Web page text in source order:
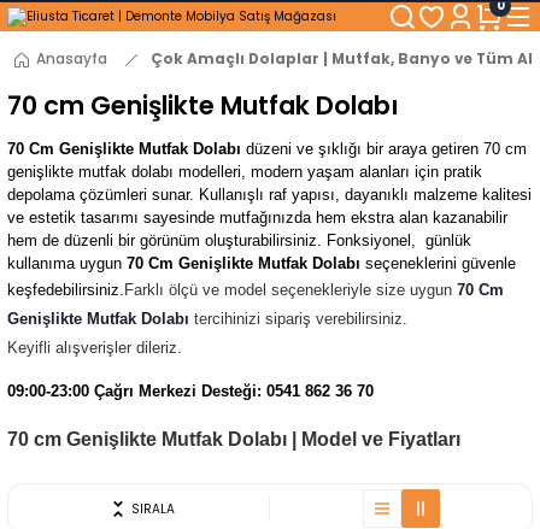
250₺ ve Üzeri Alışverişlerinizde KARGO BEDAVA!
5'er cm Aralıklarla 35 cm'den 100 cm'e kadar Genişliğe Sahip Dolaplar
% 100 Mdf Tekerlekli Masa ile Uzun Ömürlü ve Kolay Kullanım Konforu
0
Anasayfa Çok Amaçlı Dolaplar | Mutfak, Banyo ve Tüm
70 cm Genişlikte Mutfak Dolabı
70 Cm Genişlikte Mutfak Dolabı düzeni ve şıklığı bir araya getiren 70 cm
genişlikte mutfak dolabı modelleri, modern yaşam alanları için pratik
depolama çözümleri sunar. Kullanışlı raf yapısı, dayanıklı malzeme kalitesi
ve estetik tasarımı sayesinde mutfağınızda hem ekstra alan kazanabilir
hem de düzenli bir görünüm oluşturabilirsiniz. Fonksiyonel, günlük
kullanıma uygun 70 Cm Genişlikte Mutfak Dolabı seçeneklerini güvenle
keşfedebilirsiniz. Farklı ölçü ve model seçenekleriyle size uygun 70 Cm
Genişlikte Mutfak Dolabı tercihinizi sipariş verebilirsiniz.
Keyifli alışverişler dileriz.
09:00-23:00 Çağrı Merkezi Desteği: 0541 862 36 70
70 cm Genişlikte Mutfak Dolabı | Model ve Fiyatları
SIRALA